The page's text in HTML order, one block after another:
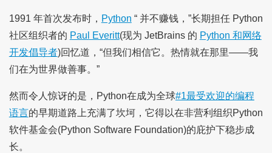
1991 年首次发布时， Python “ 并不赚钱，”长期担任 Python
社区组织者的 Paul Everitt(现为 JetBrains 的 Python 和网络
开发倡导者)回忆道，“但我们相信它。热情就在那里——我
们在为世界做善事。”
然而令人惊讶的是，Python在成为全球#1最受欢迎的编程
语言的早期道路上充满了坎坷，它得以在非营利组织Python
软件基金会(Python Software Foundation)的庇护下稳步成
长。